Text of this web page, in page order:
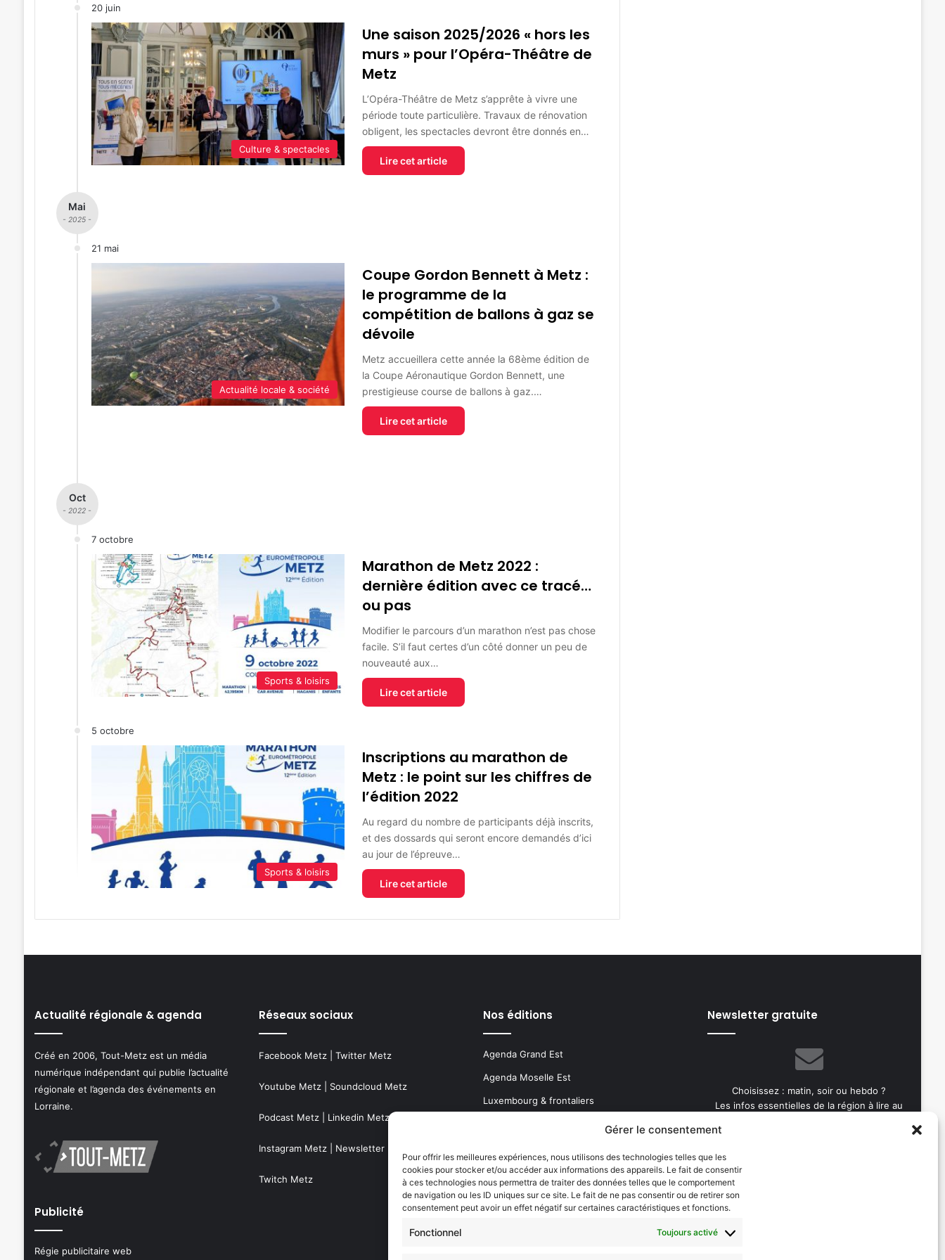
Gérer le consentement
Pour offrir les meilleures expériences, nous utilisons des technologies telles que les
cookies pour stocker et/ou accéder aux informations des appareils. Le fait de consentir
à ces technologies nous permettra de traiter des données telles que le comportement
de navigation ou les ID uniques sur ce site. Le fait de ne pas consentir ou de retirer son
consentement peut avoir un effet négatif sur certaines caractéristiques et fonctions.
Fonctionnel Toujours activé
20 juin
Culture & spectacles
Une saison 2025/2026 « hors les
murs » pour l’Opéra-Théâtre de
Metz
L’Opéra-Théâtre de Metz s’apprête à vivre une
période toute particulière. Travaux de rénovation
obligent, les spectacles devront être donnés en…
Lire cet article
Mai
- 2025 -
21 mai
Actualité locale & société
Coupe Gordon Bennett à Metz :
le programme de la
compétition de ballons à gaz se
dévoile
Metz accueillera cette année la 68ème édition de
la Coupe Aéronautique Gordon Bennett, une
prestigieuse course de ballons à gaz.…
Lire cet article
Oct
- 2022 -
7 octobre
Sports & loisirs
Marathon de Metz 2022 :
dernière édition avec ce tracé…
ou pas
Modifier le parcours d’un marathon n’est pas chose
facile. S’il faut certes d’un côté donner un peu de
nouveauté aux…
Lire cet article
5 octobre
Sports & loisirs
Inscriptions au marathon de
Metz : le point sur les chiffres de
l’édition 2022
Au regard du nombre de participants déjà inscrits,
et des dossards qui seront encore demandés d’ici
au jour de l’épreuve…
Lire cet article
Actualité régionale & agenda
Créé en 2006, Tout-Metz est un média
numérique indépendant qui publie l’actualité
régionale et l’agenda des événements en
Lorraine.
Publicité
Régie publicitaire web
Réseaux sociaux
Facebook Metz| Twitter Metz
Youtube Metz| Soundcloud Metz
Podcast Metz| Linkedin Metz
Instagram Metz| Newsletter Metz
Twitch Metz
Nos éditions
Agenda Grand Est
Agenda Moselle Est
Luxembourg & frontaliers
Thionville & Moselle Nord
Dossiers à la Une
Newsletter gratuite
Choisissez : matin, soir ou hebdo ?
Les infos essentielles de la région à lire au
votre
adresse
e-
mail
Evénements